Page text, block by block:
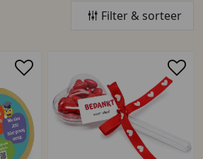
moment. Hier vind je
voor vele gelegenheden.
Filter & sorteer